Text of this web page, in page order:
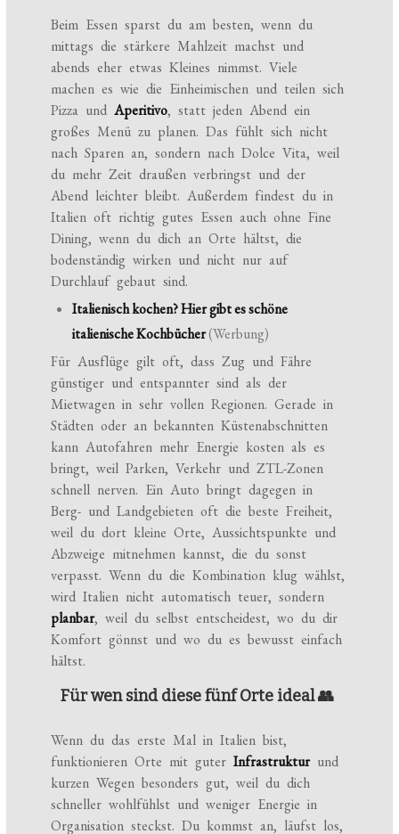
Beim Essen sparst du am besten, wenn du
mittags die stärkere Mahlzeit machst und
abends eher etwas Kleines nimmst. Viele
machen es wie die Einheimischen und teilen sich
Pizza undAperitivo, statt jeden Abend ein
großes Menü zu planen. Das fühlt sich nicht
nach Sparen an, sondern nach Dolce Vita, weil
du mehr Zeit draußen verbringst und der
Abend leichter bleibt. Außerdem findest du in
Italien oft richtig gutes Essen auch ohne Fine
Dining, wenn du dich an Orte hältst, die
bodenständig wirken und nicht nur auf
Durchlauf gebaut sind.
Italienisch kochen? Hier gibt es schöne
italienische Kochbücher(Werbung)
Für Ausflüge gilt oft, dass Zug und Fähre
günstiger und entspannter sind als der
Mietwagen in sehr vollen Regionen. Gerade in
Städten oder an bekannten Küstenabschnitten
kann Autofahren mehr Energie kosten als es
bringt, weil Parken, Verkehr und ZTL-Zonen
schnell nerven. Ein Auto bringt dagegen in
Berg- und Landgebieten oft die beste Freiheit,
weil du dort kleine Orte, Aussichtspunkte und
Abzweige mitnehmen kannst, die du sonst
verpasst. Wenn du die Kombination klug wählst,
wird Italien nicht automatisch teuer, sondern
planbar, weil du selbst entscheidest, wo du dir
Komfort gönnst und wo du es bewusst einfach
hältst.
Für wen sind diese fünf Orte ideal 👥
Wenn du das erste Mal in Italien bist,
funktionieren Orte mit guterInfrastrukturund
kurzen Wegen besonders gut, weil du dich
schneller wohlfühlst und weniger Energie in
Organisation steckst. Du kommst an, läufst los,